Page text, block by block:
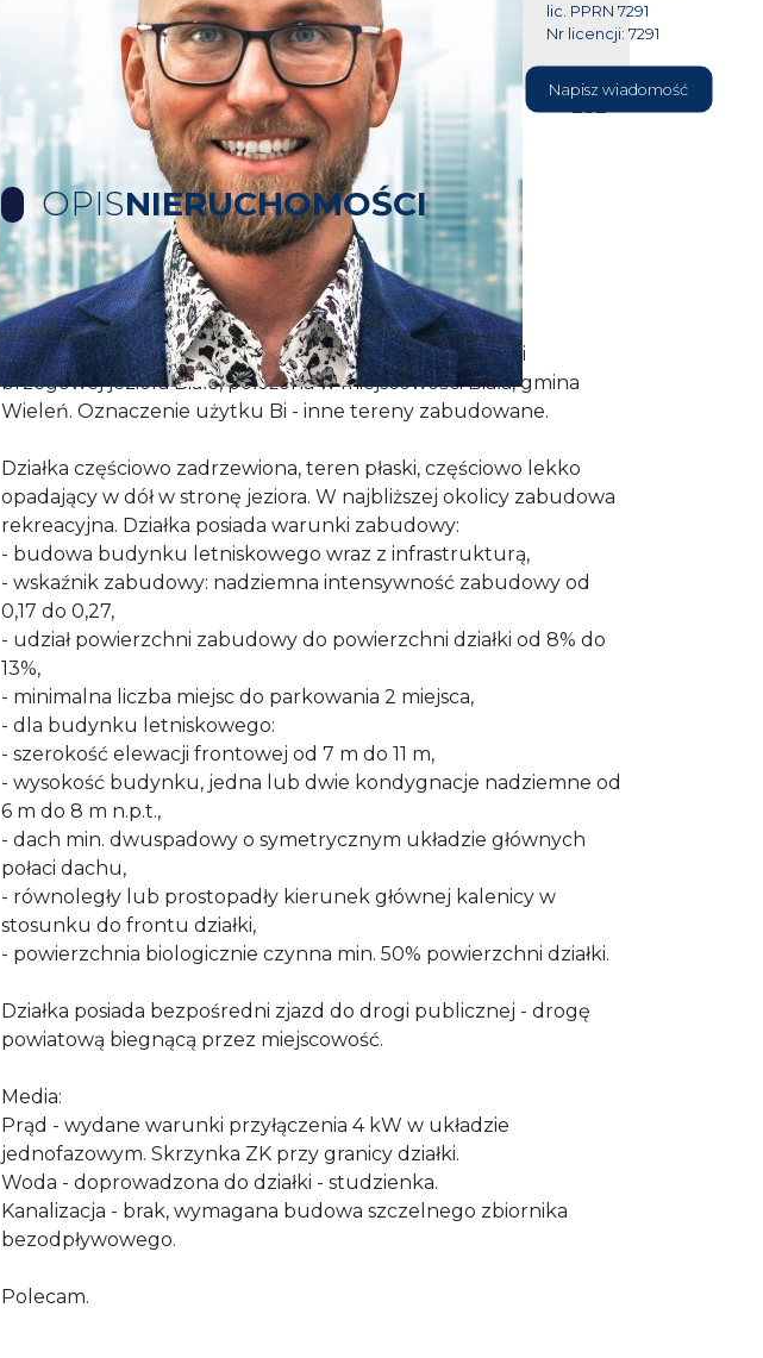
lic. PPRN 7291
Nr licencji: 7291
604 177
232
Napisz wiadomość
OPISNIERUCHOMOŚCI
Działka z wydanymi warunkami zabudowy.
Do sprzedaży działka z bezpośrednim dostępem do linii
brzegowej jeziora Białe, położona w miejscowości Biała, gmina
Wieleń. Oznaczenie użytku Bi - inne tereny zabudowane.
Działka częściowo zadrzewiona, teren płaski, częściowo lekko
opadający w dół w stronę jeziora. W najbliższej okolicy zabudowa
rekreacyjna. Działka posiada warunki zabudowy:
- budowa budynku letniskowego wraz z infrastrukturą,
- wskaźnik zabudowy: nadziemna intensywność zabudowy od
0,17 do 0,27,
- udział powierzchni zabudowy do powierzchni działki od 8% do
13%,
- minimalna liczba miejsc do parkowania 2 miejsca,
- dla budynku letniskowego:
- szerokość elewacji frontowej od 7 m do 11 m,
- wysokość budynku, jedna lub dwie kondygnacje nadziemne od
6 m do 8 m n.p.t.,
- dach min. dwuspadowy o symetrycznym układzie głównych
połaci dachu,
- równoległy lub prostopadły kierunek głównej kalenicy w
stosunku do frontu działki,
- powierzchnia biologicznie czynna min. 50% powierzchni działki.
Działka posiada bezpośredni zjazd do drogi publicznej - drogę
powiatową biegnącą przez miejscowość.
Media:
Prąd - wydane warunki przyłączenia 4 kW w układzie
jednofazowym. Skrzynka ZK przy granicy działki.
Woda - doprowadzona do działki - studzienka.
Kanalizacja - brak, wymagana budowa szczelnego zbiornika
bezodpływowego.
Polecam.